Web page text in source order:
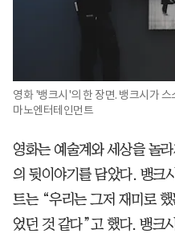
영화 '뱅크시'의 한 장면. 뱅크시가
마노엔터테인먼트
영화는 예술계와 세상을 놀
의 뒷이야기를 담았다. 뱅크
트는 “우리는 그저 재미로
었던 것 같다”고 했다. 뱅크